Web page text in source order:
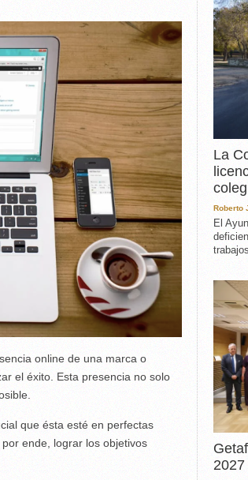
MEMORIA
UN MINUTO EN EL
MUSEO
online de una marca o
el éxito. Esta presencia no solo
que ésta esté en perfectas
ende, lograr los objetivos
La
Roberto
El
2027